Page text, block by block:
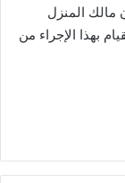
مالك المنزل
بهذا الإجراء من